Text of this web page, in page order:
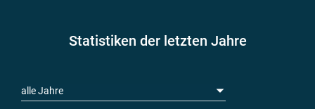
Statistiken der letzten Jahre
alle Jahre